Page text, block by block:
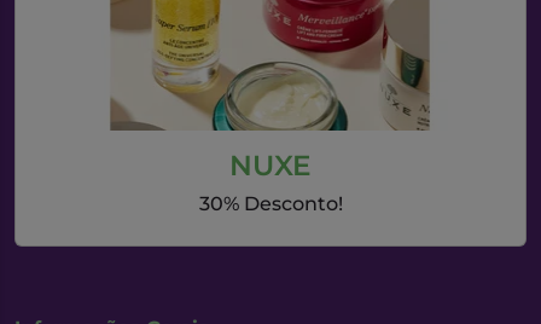
NUXE
30% Desconto!